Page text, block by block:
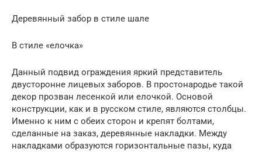
Деревянный забор в стиле шале
В стиле «елочка»
Данный подвид ограждения яркий представитель
двусторонне лицевых заборов. В простонародье такой
декор прозван лесенкой или елочкой. Основой
конструкции, как и в русском стиле, являются столбцы.
Именно к ним с обеих сторон и крепят болтами,
сделанные на заказ, деревянные накладки. Между
накладками образуются горизонтальные пазы, куда